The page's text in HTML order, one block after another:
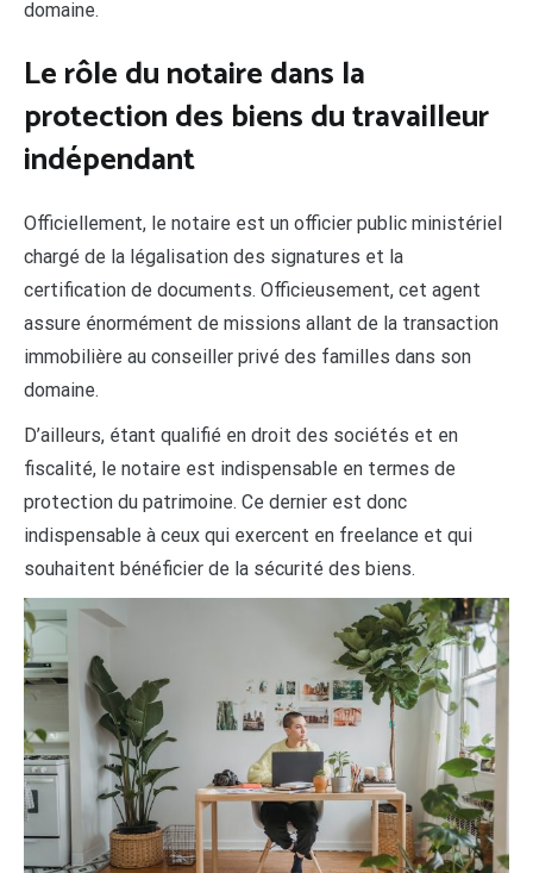
domaine.
Le rôle du notaire dans la
protection des biens du travailleur
indépendant
Officiellement, le notaire est un officier public ministériel
chargé de la légalisation des signatures et la
certification de documents. Officieusement, cet agent
assure énormément de missions allant de la transaction
immobilière au conseiller privé des familles dans son
domaine.
D’ailleurs, étant qualifié en droit des sociétés et en
fiscalité, le notaire est indispensable en termes de
protection du patrimoine. Ce dernier est donc
indispensable à ceux qui exercent en freelance et qui
souhaitent bénéficier de la sécurité des biens.